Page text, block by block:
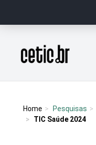
Página inicial
Home Pesquisas
TIC Saúde 2024